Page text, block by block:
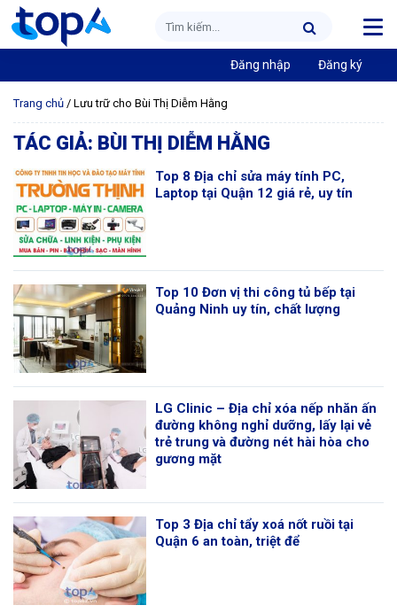
Đăng nhập Đăng ký
Trang chủ / Lưu trữ cho Bùi Thị Diễm Hằng
TÁC GIẢ: BÙI THỊ DIỄM HẰNG
Top 8 Địa chỉ sửa máy tính PC,
Laptop tại Quận 12 giá rẻ, uy tín
Top 10 Đơn vị thi công tủ bếp tại
Quảng Ninh uy tín, chất lượng
LG Clinic – Địa chỉ xóa nếp nhăn ấn
đường không nghỉ dưỡng, lấy lại vẻ
trẻ trung và đường nét hài hòa cho
gương mặt
Top 3 Địa chỉ tẩy xoá nốt ruồi tại
Quận 6 an toàn, triệt để